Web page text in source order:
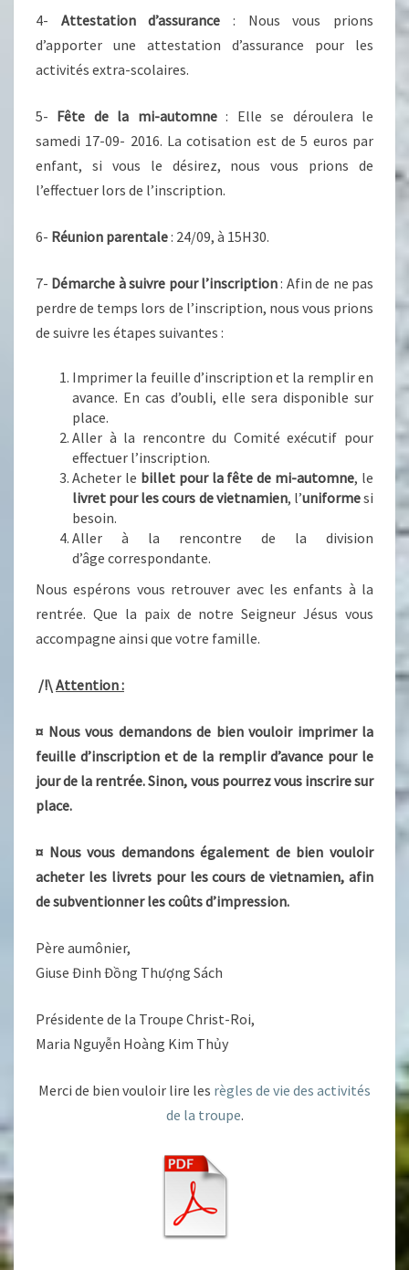
4- Attestation d’assurance : Nous vous prions
d’apporter une attestation d’assurance pour les
activités extra-scolaires.
5- Fête de la mi-automne: Elle se déroulera le
samedi 17-09- 2016. La cotisation est de 5 euros par
enfant, si vous le désirez, nous vous prions de
l’effectuer lors de l’inscription.
6- Réunion parentale: 24/09, à 15H30.
7- Démarche à suivre pour l’inscription: Afin de ne pas
perdre de temps lors de l’inscription, nous vous prions
de suivre les étapes suivantes :
Imprimer la feuille d’inscription et la remplir en
avance. En cas d’oubli, elle sera disponible sur
place.
Aller à la rencontre du Comité exécutif pour
effectuer l’inscription.
Acheter le billet pour la fête de mi-automne, le
livret pour les cours de vietnamien, l’uniformesi
besoin.
Aller à la rencontre de la division
d’âge correspondante.
Nous espérons vous retrouver avec les enfants à la
rentrée. Que la paix de notre Seigneur Jésus vous
accompagne ainsi que votre famille.
/!\Attention:
¤ Nous vous demandons de bien vouloir imprimer la
feuille d’inscription et de la remplir d’avance pour le
jour de la rentrée. Sinon, vous pourrez vous inscrire sur
place.
¤ Nous vous demandons également de bien vouloir
acheter les livrets pour les cours de vietnamien, afin
de subventionner les coûts d’impression.
Père aumônier,
Giuse Đinh Đồng Thượng Sách
Présidente de la Troupe Christ-Roi,
Maria Nguyễn Hoàng Kim Thủy
Merci de bien vouloir lire les règles de vie des activités
de la troupe.